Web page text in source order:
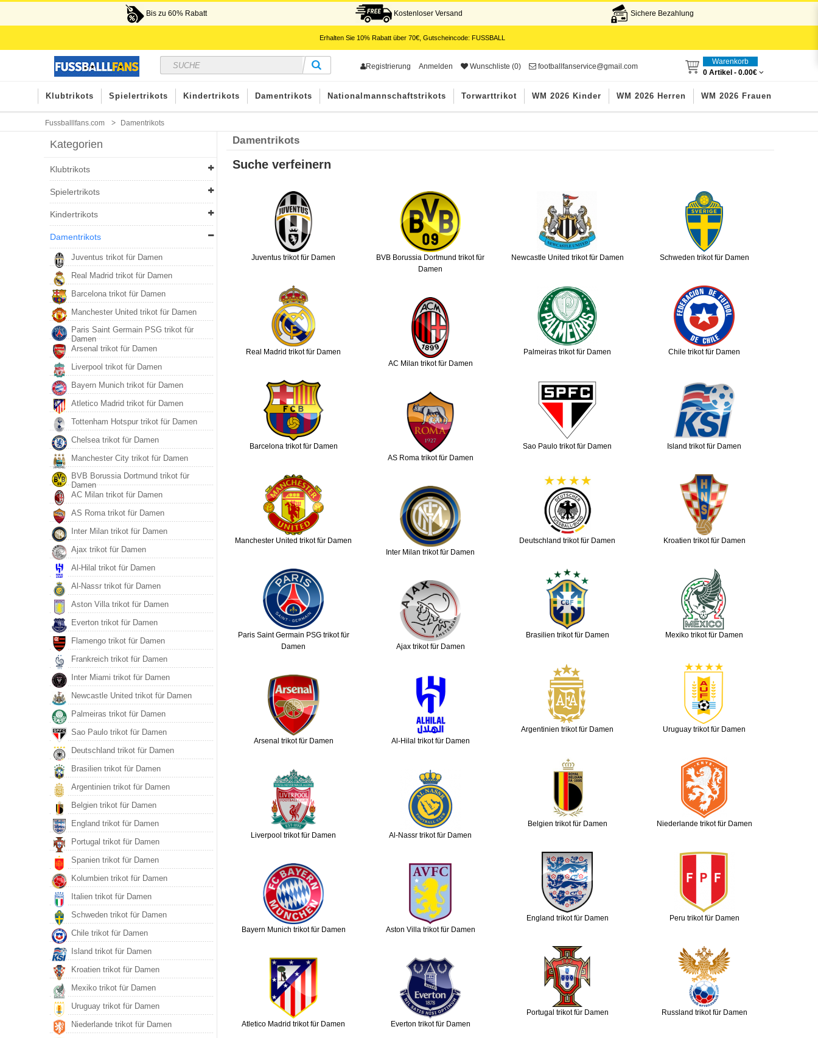
Bis zu 60% Rabatt Kostenloser Versand Sichere Bezahlung
Erhalten Sie 10%Rabatt über 70€, Gutscheincode: FUSSBALL
Registrierung Anmelden Wunschliste (0) footballfanservice@gmail.com
Warenkorb
0 Artikel - 0.00€
Klubtrikots Spielertrikots Kindertrikots Damentrikots Nationalmannschaftstrikots Torwarttrikot WM 2026 Kinder WM 2026 Herren WM 2026 Frauen
Fussballlfans.com Damentrikots
Kategorien
Klubtrikots
Spielertrikots
Kindertrikots
Damentrikots
Juventus trikot für Damen
Real Madrid trikot für Damen
Barcelona trikot für Damen
Manchester United trikot für Damen
Paris Saint Germain PSG trikot für
Damen
Arsenal trikot für Damen
Liverpool trikot für Damen
Bayern Munich trikot für Damen
Atletico Madrid trikot für Damen
Tottenham Hotspur trikot für Damen
Chelsea trikot für Damen
Manchester City trikot für Damen
BVB Borussia Dortmund trikot für
Damen
AC Milan trikot für Damen
AS Roma trikot für Damen
Inter Milan trikot für Damen
Ajax trikot für Damen
Al-Hilal trikot für Damen
Al-Nassr trikot für Damen
Aston Villa trikot für Damen
Everton trikot für Damen
Flamengo trikot für Damen
Frankreich trikot für Damen
Inter Miami trikot für Damen
Newcastle United trikot für Damen
Palmeiras trikot für Damen
Sao Paulo trikot für Damen
Deutschland trikot für Damen
Brasilien trikot für Damen
Argentinien trikot für Damen
Belgien trikot für Damen
England trikot für Damen
Portugal trikot für Damen
Spanien trikot für Damen
Kolumbien trikot für Damen
Italien trikot für Damen
Schweden trikot für Damen
Chile trikot für Damen
Island trikot für Damen
Kroatien trikot für Damen
Mexiko trikot für Damen
Uruguay trikot für Damen
Niederlande trikot für Damen
Damentrikots
Suche verfeinern
Juventus trikot für Damen
Real Madrid trikot für Damen
Barcelona trikot für Damen
Manchester United trikot für Damen
Paris Saint Germain PSG trikot für
Damen
Arsenal trikot für Damen
Liverpool trikot für Damen
Bayern Munich trikot für Damen
Atletico Madrid trikot für Damen
BVB Borussia Dortmund trikot für
Damen
AC Milan trikot für Damen
AS Roma trikot für Damen
Inter Milan trikot für Damen
Ajax trikot für Damen
Al-Hilal trikot für Damen
Al-Nassr trikot für Damen
Aston Villa trikot für Damen
Everton trikot für Damen
Newcastle United trikot für Damen
Palmeiras trikot für Damen
Sao Paulo trikot für Damen
Deutschland trikot für Damen
Brasilien trikot für Damen
Argentinien trikot für Damen
Belgien trikot für Damen
England trikot für Damen
Portugal trikot für Damen
Schweden trikot für Damen
Chile trikot für Damen
Island trikot für Damen
Kroatien trikot für Damen
Mexiko trikot für Damen
Uruguay trikot für Damen
Niederlande trikot für Damen
Peru trikot für Damen
Russland trikot für Damen